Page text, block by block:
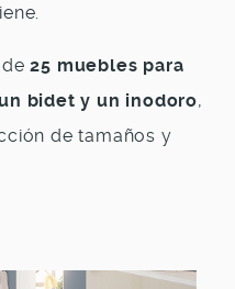
de25 muebles para
bidet y un inodoro,
de tamaños y